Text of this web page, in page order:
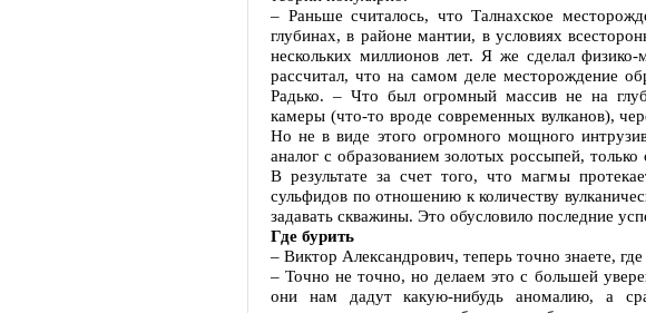
– Раньше считалось, что Талнахское
глубинах, в районе мантии, в условиях
нескольких миллионов лет. Я же сделал
рассчитал, что на самом деле месторождение
Радько. – Что был огромный массив не на
камеры (что-то вроде современных вулканов),
Но не в виде этого огромного мощного
аналог с образованием золотых россыпей,
В результате за счет того, что магмы
сульфидов по отношению к количеству
задавать скважины. Это обусловило последние
Где бурить
– Виктор Александрович, теперь точно знаете, где
– Точно не точно, но делаем это с большей
они нам дадут какую-нибудь аномалию, а